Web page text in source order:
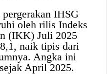
IHSG
oleh rilis Indeks
(IKK) Juli 2025
naik tipis dari
Angka ini
April 2025.